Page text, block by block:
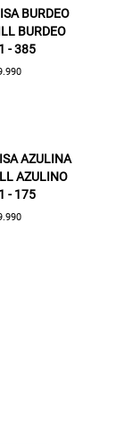
BURDEO
BURDEO
- 385
AZULINA
AZULINO
- 175